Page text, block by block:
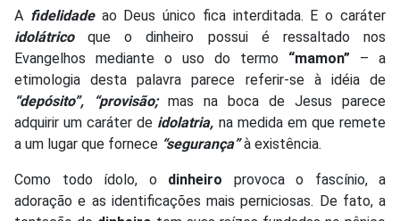
A fidelidadeao Deus único fica interditada. E o caráter
idolátricoque o dinheiro possui é ressaltado nos
Evangelhos mediante o uso do termo “mamon” – a
etimologia desta palavra parece referir-se à idéia de
“depósito”, “provisão; mas na boca de Jesus parece
adquirir um caráter de idolatria, na medida em que remete
a um lugar que fornece “segurança”à existência.
Como todo ídolo, o dinheiro provoca o fascínio, a
adoração e as identificações mais perniciosas. De fato, a